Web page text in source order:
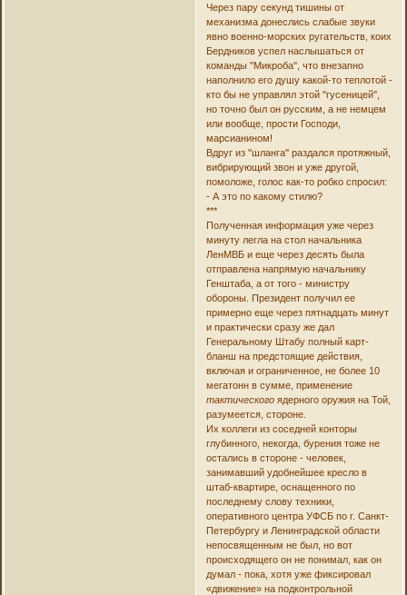
Через пару секунд тишины от
механизма донеслись слабые звуки
явно военно-морских ругательств, коих
Бердников успел наслышаться от
команды ''Микроба'', что внезапно
наполнило его душу какой-то теплотой -
кто бы не управлял этой ''гусеницей'',
но точно был он русским, а не немцем
или вообще, прости Господи,
марсианином!
Вдруг из ''шланга'' раздался протяжный,
вибрирующий звон и уже другой,
помоложе, голос как-то робко спросил:
- А это по какому стилю?
***
Полученная информация уже через
минуту легла на стол начальника
ЛенМВБ и еще через десять была
отправлена напрямую начальнику
Генштаба, а от того - министру
обороны. Президент получил ее
примерно еще через пятнадцать минут
и практически сразу же дал
Генеральному Штабу полный карт-
бланш на предстоящие действия,
включая и ограниченное, не более 10
мегатонн в сумме, применение
тактическогоядерного оружия на Той,
разумеется, стороне.
Их коллеги из соседней конторы
глубинного, некогда, бурения тоже не
остались в стороне - человек,
занимавший удобнейшее кресло в
штаб-квартире, оснащенного по
последнему слову техники,
оперативного центра УФСБ по г. Санкт-
Петербургу и Ленинградской области
непосвященным не был, но вот
происходящего он не понимал, как он
думал - пока, хотя уже фиксировал
«движение» на подконтрольной